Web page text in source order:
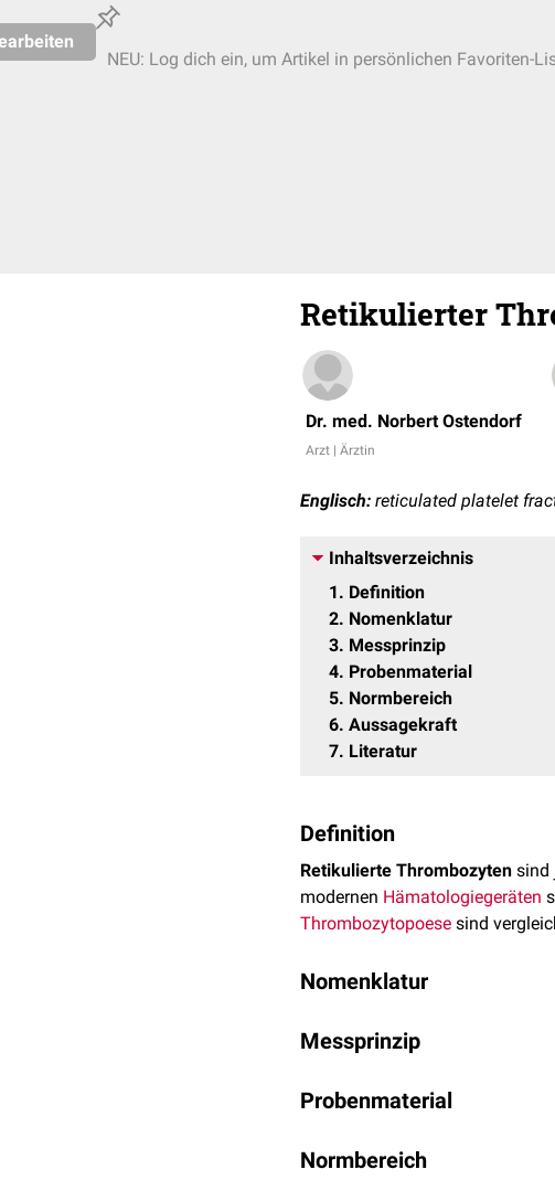
NEU: Log dich ein, um Artikel in persönlichen Favoriten-
Retikulierter
Dr. med. Norbert Ostendorf
Arzt | Ärztin
Englisch: reticulated platelet
Inhaltsverzeichnis
1
Definition
2 Nomenklatur
3 Messprinzip
4 Probenmaterial
5 Normbereich
6 Aussagekraft
7 Literatur
Definition
Retikulierte Thrombozyten sind
modernen Hämatologiegeräten
Thrombozytopoese sind
Nomenklatur
Messtechnik unterscheidet.
Messprinzip
analysiert und gezählt. Die
Die Ergebnisse sind
Probenmaterial
Normbereich